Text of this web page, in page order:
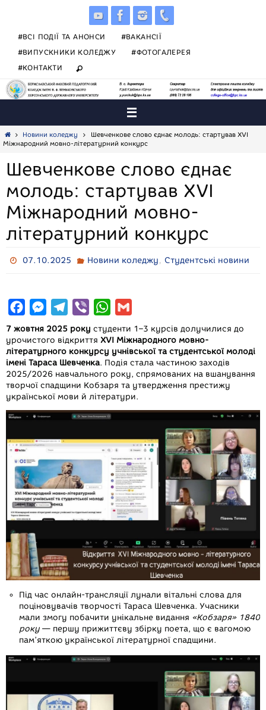
#ВСІ ПОДІЇ ТА АНОНСИ
#ВАКАНСІЇ
#ВИПУСКНИКИ КОЛЕДЖУ
#ФОТОГАЛЕРЕЯ
#КОНТАКТИ
HomeНовини коледжу
Шевченкове слово єднає молодь: стартував XVI
Міжнародний мовно-літературний конкурс
Шевченкове слово єднає
молодь: стартував XVI
Міжнародний мовно-
літературний конкурс
07.10.2025 Новини коледжу, Студентські новини
c
e
b
o
M
e
s
s
e
n
r
l
e
g
r
b
e
r
W
a
t
s
A
m
a
i
l
7 жовтня 2025 року студенти 1–3 курсів долучилися до
урочистого відкриття XVI Міжнародного мовно-
літературного конкурсу учнівської та студентської молоді
імені Тараса Шевченка. Подія стала частиною заходів
2025/2026 навчального року, спрямованих на вшанування
творчої спадщини Кобзаря та утвердження престижу
української мови й літератури.
Під час онлайн-трансляції лунали вітальні слова для
поціновувачів творчості Тараса Шевченка. Учасники
мали змогу побачити унікальне видання «Кобзаря» 1840
року— першу прижиттєву збірку поета, що є вагомою
пам’яткою української літературної спадщини.